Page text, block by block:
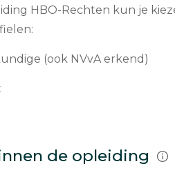
HBO-Rechten kun je
(ook NVvA erkend)
de opleiding